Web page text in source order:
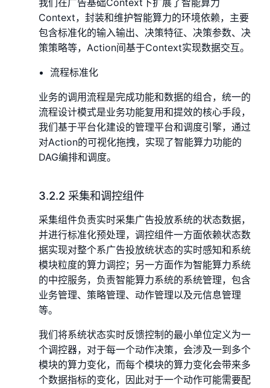
我们在广告基础Context下扩展了智能算力
Context，封装和维护智能算力的环境依赖，主要
包含标准化的输入输出、决策特征、决策参数、决
策策略等，Action间基于Context实现数据交互。
流程标准化
业务的调用流程是完成功能和数据的组合，统一的
流程设计模式是业务功能复用和提效的核心手段，
我们基于平台化建设的管理平台和调度引擎，通过
对Action的可视化拖拽，实现了智能算力功能的
DAG编排和调度。
3.2.2 采集和调控组件
采集组件负责实时采集广告投放系统的状态数据，
并进行标准化预处理，调控组件一方面依赖状态数
据实现对整个系广告投放统状态的实时感知和系统
模块粒度的算力调控；另一方面作为智能算力系统
的中控服务，负责智能算力系统的系统管理，包含
业务管理、策略管理、动作管理以及元信息管理
等。
我们将系统状态实时反馈控制的最小单位定义为一
个调控器，对于每一个动作决策，会涉及一到多个
模块的算力变化，而每个模块的算力变化会带来多
个数据指标的变化，因此对于一个动作可能需要配